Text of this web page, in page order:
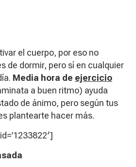
el cuerpo, por eso no
de dormir, pero sí en cualquier
Media hora de ejercicio
a buen ritmo) ayuda
de ánimo, pero según tus
plantearte hacer más.